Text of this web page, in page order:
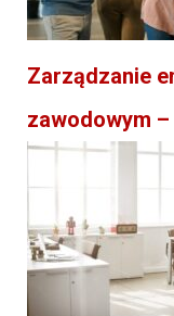
Zarządzanie
zawodowym